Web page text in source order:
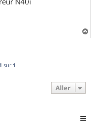
a
1 sur 1
Aller